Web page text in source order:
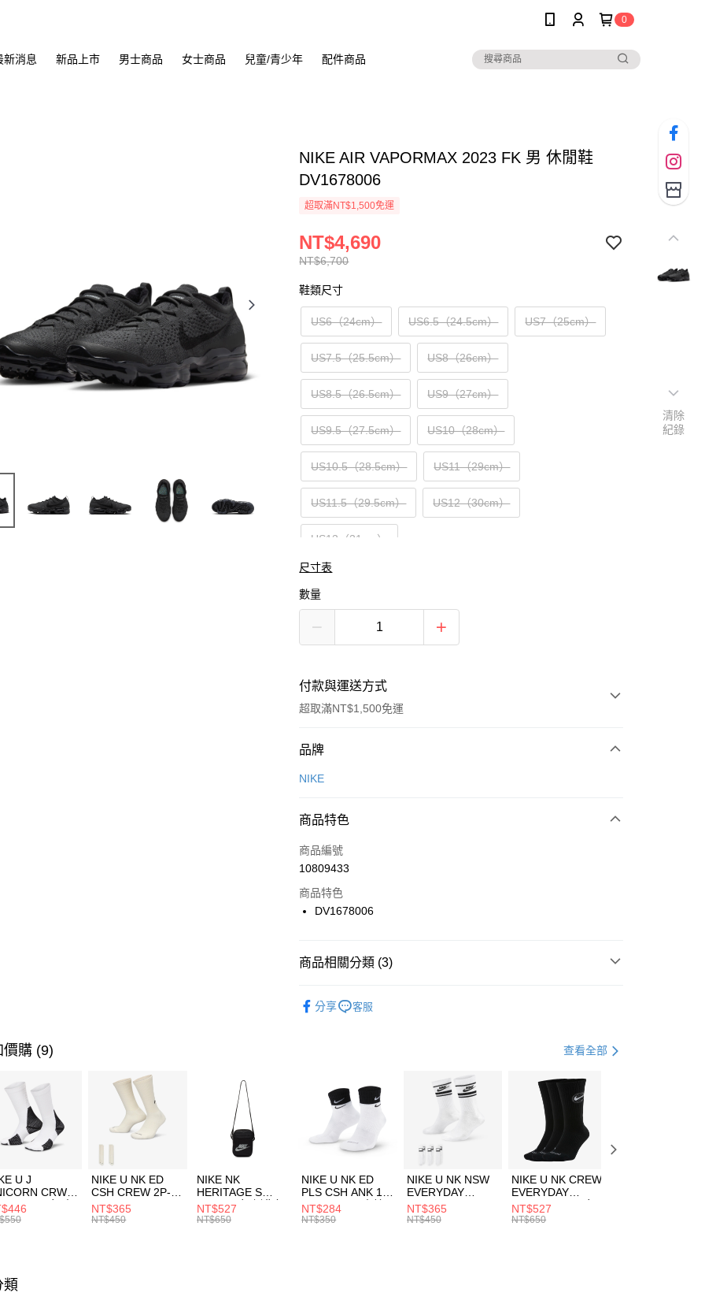
0
新消息 新品上市 男士商品 女士商品 兒童/青少年 配件商品
NIKE AIR VAPORMAX 2023 FK 男 休閒鞋
DV1678006
超取滿NT$1,500免運
NT$6,700
NT$4,690
鞋類尺寸
US6（24cm） US6.5（24.5cm） US7（25cm）
US7.5（25.5cm） US8（26cm）
US8.5（26.5cm） US9（27cm）
US9.5（27.5cm） US10（28cm）
US10.5（28.5cm） US11（29cm）
US11.5（29.5cm） US12（30cm）
US13（31cm）
尺寸表
數量
付款與運送方式
超取滿NT$1,500免運
付款方式
信用卡一次付款
合作金庫商業銀行
華南商業銀行
上海商業儲蓄銀行
國泰世華商業銀行
聯邦商業銀行
台新國際商業銀行
LINE Pay
Apple Pay
【關於「AFTEE先享後付」】
３．安心：先確認商品／服務後，再付款。
【「AFTEE先享後付」結帳流程】
１．於結帳方式選擇「AFTEE先享後付」後，將跳轉至「AFTEE先享後
付」結帳頁面，進行簡訊認證並確認金額後，即可完成結帳。
２．訂單成立數日內，您將收到繳費通知簡訊。
３．收到繳費通知簡訊後14天內，點擊此簡訊中的連結，可透過四大超商
／ATM／網路銀行／等多元方式進行付款，方視為交易完成。
※ 請注意：結帳手續完成當下不需立刻繳費，但若您需要取消訂單，請聯
絡購買商品的店家。未經商家同意取消之訂單仍視為有效，需透過AFTEE
先享後付繳納相關費用。
每筆NT$100，滿NT$1,500(含以上)免運費
每筆NT$100，滿NT$1,500(含以上)免運費
品牌
NIKE
商品特色
商品編號
10809433
商品特色
DV1678006
商品相關分類 (3)
分享 客服
價購 (9) 查看全部
U J
CRW
-160 男女 中
FZ3393100
NIKE U NK ED
CSH CREW 2P-
144 EMBRDY 男
女 短統襪
NT$365
NT$450
NIKE NK
HERITAGE S
SMIT 男女 側背包
BA5871010
NT$527
NT$650
NIKE U NK ED
PLS CSH ANK 1P
144 DBL 男 中統
襪 DH4058104
NT$284
NT$350
NIKE U NK NSW
EVERYDAY
ESSENTIAL CR
男女 短統襪
NT$365
NT$450
NIKE U NK CREW
EVERYDAY
BBALL 3PR 男女
長統襪
NT$527
NT$650
類
清除
紀錄